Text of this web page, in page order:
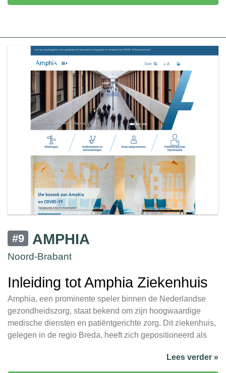
#9 AMPHIA
Noord-Brabant
Inleiding tot Amphia Ziekenhuis
Amphia, een prominente speler binnen de Nederlandse
gezondheidszorg, staat bekend om zijn hoogwaardige
medische diensten en patiëntgerichte zorg. Dit ziekenhuis,
gelegen in de regio Breda, heeft zich gepositioneerd als
Lees verder »